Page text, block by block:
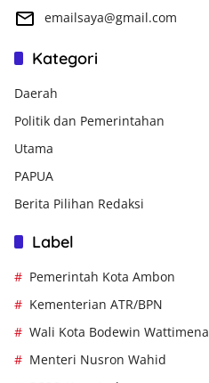
emailsaya@gmail.com
Kategori
Daerah
Politik dan Pemerintahan
Utama
PAPUA
Berita Pilihan Redaksi
Label
Pemerintah Kota Ambon
Kementerian ATR/BPN
Wali Kota Bodewin Wattimena
Menteri Nusron Wahid